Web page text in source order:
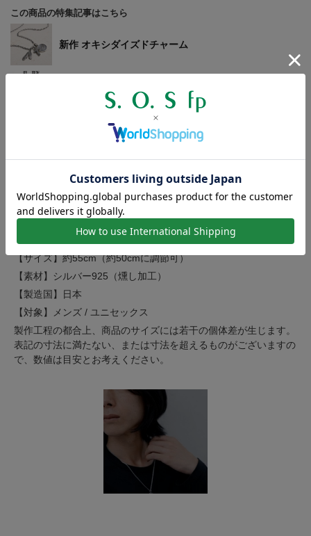
この商品の特集記事はこちら
新作 オキシダイズドチャーム
ヴィンテージな雰囲気を纏ったコインジュエリー
商品詳細
【寸法】
トップ 幅：約14.5mm / 高さ：約14.5mm（バチカンを除
チェーン 幅：約2.1mm
【サイズ】約55cm（約50cmに調節可）
【素材】シルバー925（燻し加工）
【製造国】日本
【対象】メンズ / ユニセックス
製作工程の都合上、商品のサイズには若干の個体差が生じます。
表記の寸法に満たない、または寸法を超えるものがございますの
で、数値は目安とお考えください。